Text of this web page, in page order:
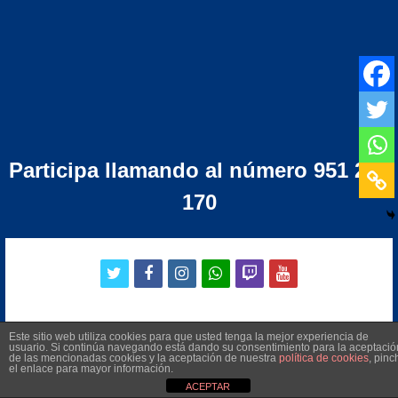
Participa llamando al número 951 276
170
twitterfacebookinstagramwhatsapp
twitchyoutube
© 2026 Radio Televisión Municipal de Manilva
Este sitio web utiliza cookies para que usted tenga la mejor experiencia de
usuario. Si continúa navegando está dando su consentimiento para la
de las mencionadas cookies y la aceptación de nuestra política de cookies,
el enlace para mayor información.
ACEPTAR